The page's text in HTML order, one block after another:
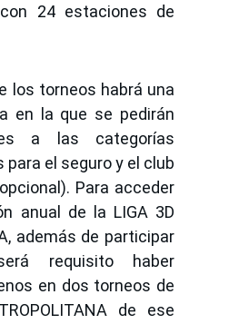
24 estaciones de
los torneos habrá una
en la que se pedirán
a las categorías
el seguro y el club
Para acceder
anual de la LIGA 3D
además de participar
requisito haber
en dos torneos de
de ese